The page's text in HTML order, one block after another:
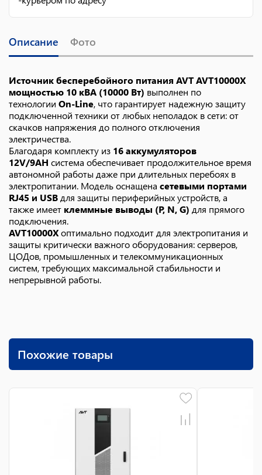
Описание Фото
Источник бесперебойного питания AVT AVT10000X
мощностью 10 кВА (10000 Вт) выполнен по
технологии On-Line, что гарантирует надежную защиту
подключенной техники от любых неполадок в сети: от
скачков напряжения до полного отключения
электричества.
Благодаря комплекту из 16 аккумуляторов
12V/9AH система обеспечивает продолжительное время
автономной работы даже при длительных перебоях в
электропитании. Модель оснащена сетевыми портами
RJ45 и USBдля защиты периферийных устройств, а
также имеет клеммные выводы (P, N, G) для прямого
подключения.
AVT10000Xоптимально подходит для электропитания и
защиты критически важного оборудования: серверов,
ЦОДов, промышленных и телекоммуникационных
систем, требующих максимальной стабильности и
непрерывной работы.
Похожие товары